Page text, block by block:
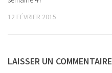
12 FÉVRIER 2015
LAISSER UN COMMENTAIRE